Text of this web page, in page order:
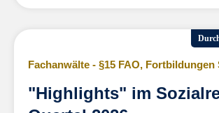
Fachanwälte - §15 FAO, Fortbildungen
"Highlights" im